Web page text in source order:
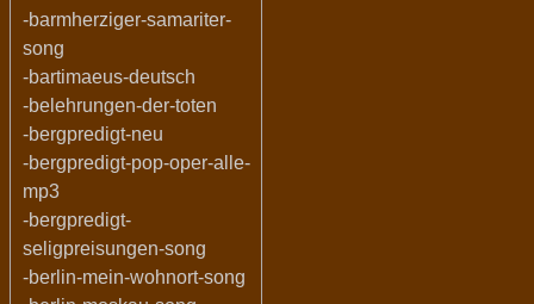
-barmherziger-samariter-
song
-bartimaeus-deutsch
-belehrungen-der-toten
-bergpredigt-neu
-bergpredigt-pop-oper-alle-
mp3
-bergpredigt-
seligpreisungen-song
-berlin-mein-wohnort-song